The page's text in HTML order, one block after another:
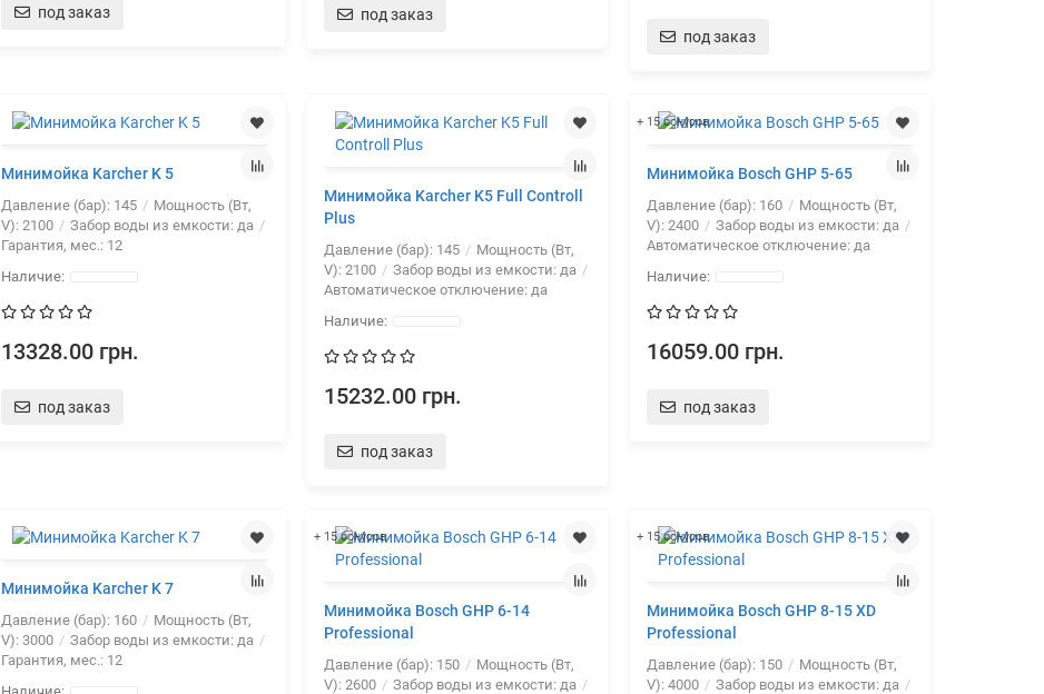
под заказ под заказ
под заказ
Минимойка Karcher K 5
Давление (бар): 145
Мощность (Вт,
V): 2100 Забор воды из емкости: да
Гарантия, мес.: 12
13328.00 грн.
под заказ
Минимойка Karcher K5 Full Controll
Plus
Давление (бар): 145
Мощность (Вт,
V): 2100 Забор воды из емкости: да
Автоматическое отключение: да
15232.00 грн.
под заказ
+ 15 бонусов
Минимойка Bosch GHP 5-65
Давление (бар): 160
Мощность (Вт,
V): 2400 Забор воды из емкости: да
Автоматическое отключение: да
16059.00 грн.
под заказ
Минимойка Karcher K 7
Давление (бар): 160
Мощность (Вт,
V): 3000 Забор воды из емкости: да
Гарантия, мес.: 12
+ 15 бонусов
Минимойка Bosch GHP 6-14
Professional
Давление (бар): 150
Мощность (Вт,
V): 2600 Забор воды из емкости: да
+ 15 бонусов
Минимойка Bosch GHP 8-15 XD
Professional
Давление (бар): 150
Мощность (Вт,
V): 4000 Забор воды из емкости: да